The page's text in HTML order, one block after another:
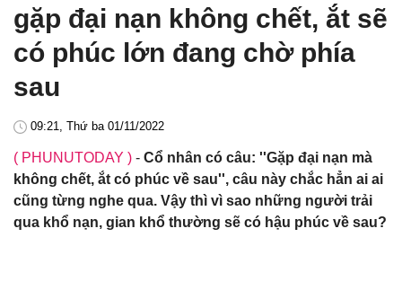
gặp đại nạn không chết, ắt sẽ
có phúc lớn đang chờ phía
sau
09:21, Thứ ba 01/11/2022
( PHUNUTODAY ) - Cổ nhân có câu: ''Gặp đại nạn mà
không chết, ắt có phúc về sau'', câu này chắc hẳn ai ai
cũng từng nghe qua. Vậy thì vì sao những người trải
qua khổ nạn, gian khổ thường sẽ có hậu phúc về sau?